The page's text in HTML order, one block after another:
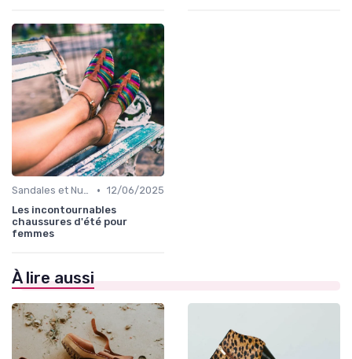
Sandales et Nu-pieds • 12/06/2025
Les incontournables
chaussures d'été pour
femmes
À lire aussi